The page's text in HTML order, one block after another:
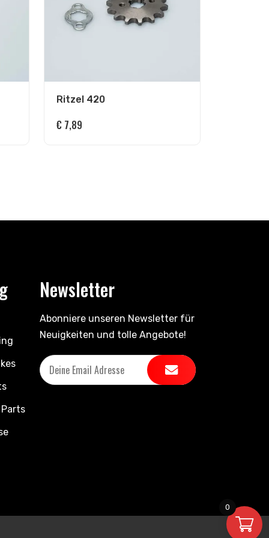
Ritzel 420
€ 7,89
Newsletter
Abonniere unseren Newsletter für
Neuigkeiten und tolle Angebote!
0